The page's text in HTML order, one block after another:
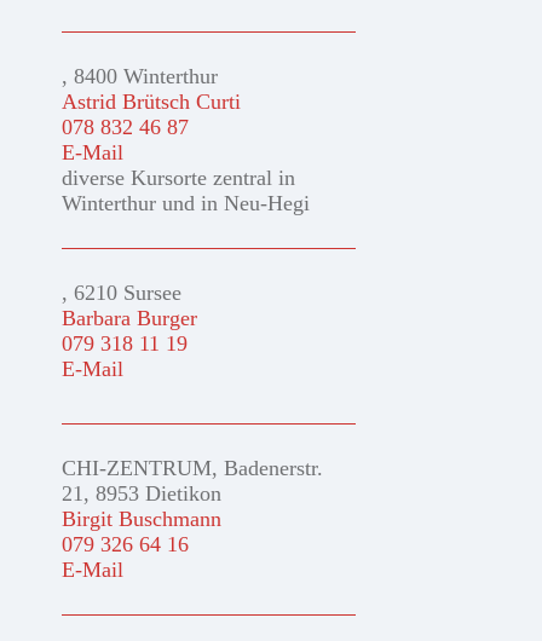
, 8400 Winterthur
Astrid Brütsch Curti
078 832 46 87
E-Mail
diverse Kursorte zentral in
Winterthur und in Neu-Hegi
, 6210 Sursee
Barbara Burger
079 318 11 19
E-Mail
CHI-ZENTRUM, Badenerstr.
21, 8953 Dietikon
Birgit Buschmann
079 326 64 16
E-Mail